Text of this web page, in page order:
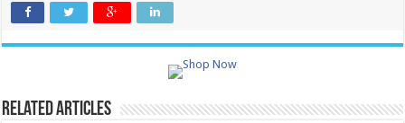
Related Articles